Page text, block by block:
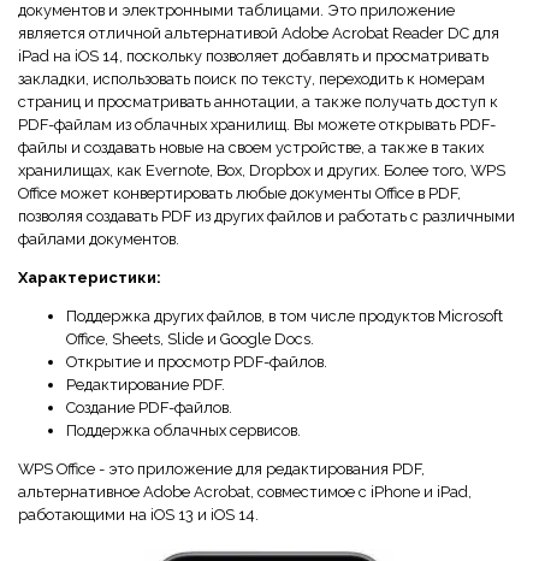
документов и электронными таблицами. Это приложение
является отличной альтернативой Adobe Acrobat Reader DC для
iPad на iOS 14, поскольку позволяет добавлять и просматривать
закладки, использовать поиск по тексту, переходить к номерам
страниц и просматривать аннотации, а также получать доступ к
PDF-файлам из облачных хранилищ. Вы можете открывать PDF-
файлы и создавать новые на своем устройстве, а также в таких
хранилищах, как Evernote, Box, Dropbox и других. Более того, WPS
Office может конвертировать любые документы Office в PDF,
позволяя создавать PDF из других файлов и работать с различными
файлами документов.
Характеристики:
Поддержка других файлов, в том числе продуктов Microsoft
Office, Sheets, Slide и Google Docs.
Открытие и просмотр PDF-файлов.
Редактирование PDF.
Создание PDF-файлов.
Поддержка облачных сервисов.
WPS Office - это приложение для редактирования PDF,
альтернативное Adobe Acrobat, совместимое с iPhone и iPad,
работающими на iOS 13 и iOS 14.